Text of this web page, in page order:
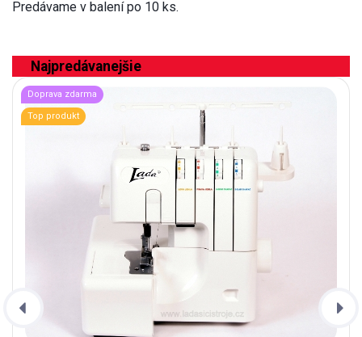
Predávame v balení po 10 ks.
Najpredávanejšie
Doprava zdarma
Top produkt